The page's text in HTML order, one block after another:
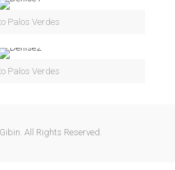
Palos Verdes
Palos Verdes
All Rights Reserved.